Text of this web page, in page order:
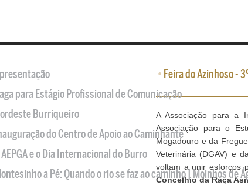
• Feira do Azinhoso -
A Associação para a
Associação para o
Mogadouro e da
Veterinária (DGAV) e
voltam a unir esforços
Concelhio da Raça
para Estágio Profissional de Comunicação
Burriqueiro
do Centro de Apoio ao Caminhante
e o Dia Internacional do Burro
a Pé: Quando o rio se faz ao caminho | Moinhos de